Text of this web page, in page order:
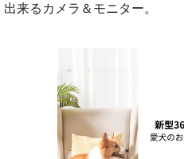
出来るカメラ＆モニター。